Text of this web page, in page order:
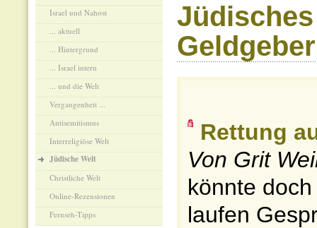
Israel und Nahost
... aktuell
... Hintergrund
... Israel intern
... und die Welt
Vergangenheit ...
Antisemitismus
Interreligiöse Welt
Jüdische Welt
Christliche Welt
Online-Rezensionen
Fernseh-Tipps
Geldgeber
Rettung
Von Grit
könnte
laufen